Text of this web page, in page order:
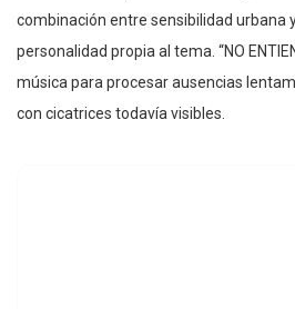
combinación entre sensibilidad urbana
personalidad propia al tema. “NO
música para procesar ausencias
con cicatrices todavía visibles.